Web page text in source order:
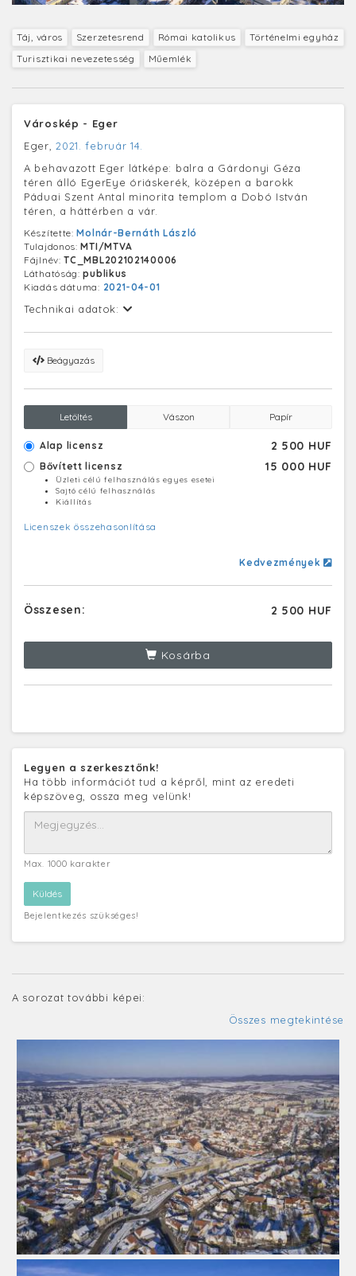
Táj, város Szerzetesrend Római katolikus
Történelmi egyház
Turisztikai nevezetesség
Műemlék
Városkép - Eger
Eger,2021. február 14.
A behavazott Eger látképe: balra a Gárdonyi Géza
téren álló EgerEye óriáskerék, középen a barokk
Páduai Szent Antal minorita templom a Dobó István
téren, a háttérben a vár.
Készítette:Molnár-Bernáth László
Tulajdonos:MTI/MTVA
Fájlnév:TC_MBL202102140006
Láthatóság:publikus
Kiadás dátuma: 2021-04-01
Technikai adatok:
Beágyazás
Letöltés Vászon Papír
Alap licensz 2 500 HUF
Bővített licensz 15 000 HUF
Üzleti célú felhasználás egyes esetei
Sajtó célú felhasználás
Kiállítás
Licenszek összehasonlítása
Kedvezmények
Összesen: 2 500 HUF
Kosárba
Legyen a szerkesztőnk!
Ha több információt tud a képről, mint az eredeti
képszöveg, ossza meg velünk!
Max. 1000 karakter
Bejelentkezés szükséges!
A sorozat további képei:
Összes megtekintése